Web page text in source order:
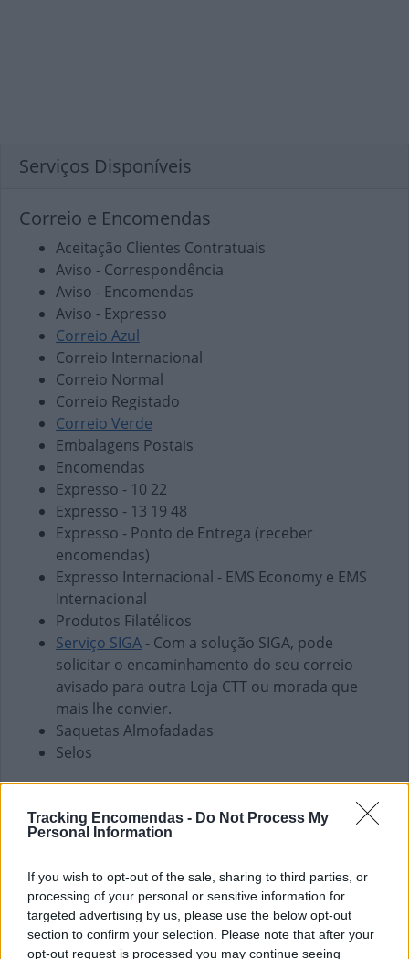
Tracking Encomendas - Do Not Process My
Personal Information
If you wish to opt-out of the sale, sharing to third parties, or
processing of your personal or sensitive information for
targeted advertising by us, please use the below opt-out
section to confirm your selection. Please note that after your
opt-out request is processed you may continue seeing
Serviços Disponíveis
Correio e Encomendas
Aceitação Clientes Contratuais
Aviso - Correspondência
Aviso - Encomendas
Aviso - Expresso
Correio Azul
Correio Internacional
Correio Normal
Correio Registado
Correio Verde
Embalagens Postais
Encomendas
Expresso - 10 22
Expresso - 13 19 48
Expresso - Ponto de Entrega (receber
encomendas)
Expresso Internacional - EMS Economy e EMS
Internacional
Produtos Filatélicos
Serviço SIGA - Com a solução SIGA, pode
solicitar o encaminhamento do seu correio
avisado para outra Loja CTT ou morada que
mais lhe convier.
Saquetas Almofadadas
Selos
Finanças e Pagamentos
Envio de vales - Internacionais
Envio de vales - Nacionais
Pagamento de Faturas
Pagamento de Impostos
Pagamento de Portagens
Pagamento de Vales